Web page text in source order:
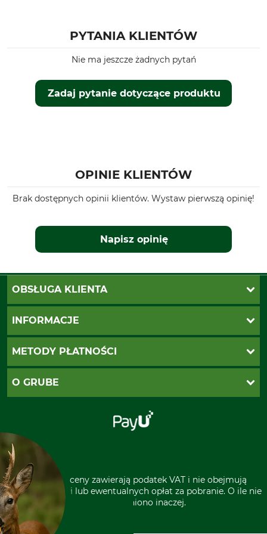
Dopasowanie
Regular
Oliwkowy
Rozmiar odzieży
3XL
PYTANIA KLIENTÓW
Zadaj pytanie dotyczące produktu
Nie ma jeszcze żadnych pytań
OPINIE KLIENTÓW
Brak dostępnych opinii klientów. Wystaw pierwszą opinię!
Napisz opinię
OBSŁUGA KLIENTA
Katalogi Grube
Ustawienia plików cookie
INFORMACJE
Koszty dostawy
Odstąpienie od zamówienia
METODY PŁATNOŚCI
PayU
O GRUBE
Grube w Europie
* Wszystkie ceny zawierają podatek VAT i nie obejmują
kosztów wysyłki lub ewentualnych opłat za pobranie. O ile nie
wyszczególniono inaczej.